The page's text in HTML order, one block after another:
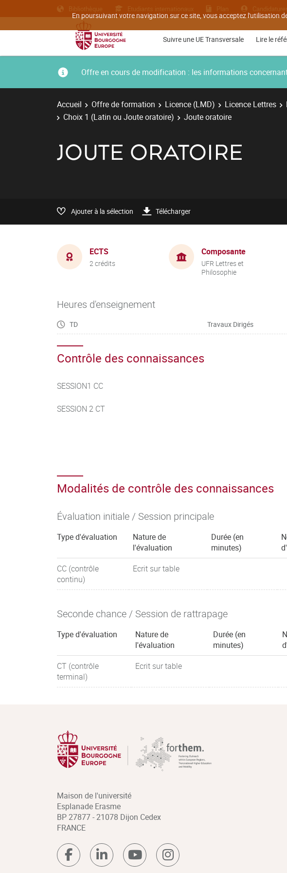
En poursuivant votre navigation sur ce site, vous acceptez l'utilisation
Bibliothèque Etudiants internationaux Plan
Suivre une UE Transversale Lire le
Offre en cours de modification : les informations
Accueil Offre de formation Licence (LMD) Licence Lettres
Choix 1 (Latin ou Joute oratoire)
Joute oratoire
JOUTE ORATOIRE
Ajouter à la sélection Télécharger
ECTS
2 crédits
Composante
UFR Lettres et
Philosophie
Heures d'enseignement
TD Travaux Dirigés
Contrôle des connaissances
SESSION1 CC
SESSION 2 CT
Modalités de contrôle des connaissances
Évaluation initiale / Session principale
Type d'évaluation
Nature de
l'évaluation
Durée (en
minutes)
CC (contrôle
continu)
Ecrit sur table
Seconde chance / Session de rattrapage
Type d'évaluation
Nature de
l'évaluation
Durée (en
minutes)
CT (contrôle
terminal)
Ecrit sur table
Maison de l'université
Esplanade Erasme
BP 27877 - 21078 Dijon Cedex
FRANCE